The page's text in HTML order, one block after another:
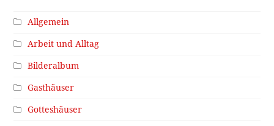
Allgemein
Arbeit und Alltag
Bilderalbum
Gasthäuser
Gotteshäuser